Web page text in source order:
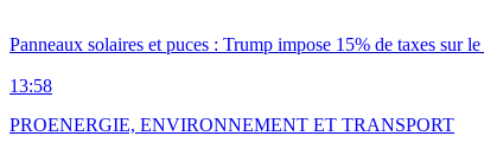
Panneaux solaires et puces : Trump impose 15% de taxes sur
13:58
PROENERGIE, ENVIRONNEMENT ET TRANSPORT